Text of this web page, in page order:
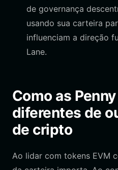
de governança
usando sua carteira
influenciam a direção
Lane.
Como as
diferentes de
de cripto
Ao lidar com tokens EVM